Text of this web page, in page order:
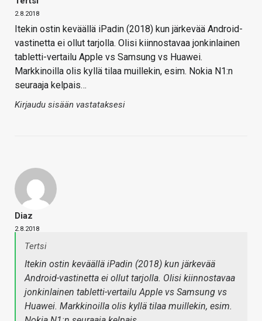
2.8.2018
Itekin ostin keväällä iPadin (2018) kun järkevää Android-
vastinetta ei ollut tarjolla. Olisi kiinnostavaa jonkinlainen
tabletti-vertailu Apple vs Samsung vs Huawei.
Markkinoilla olis kyllä tilaa muillekin, esim. Nokia N1:n
seuraaja kelpais…
Kirjaudu sisään vastataksesi
Diaz
2.8.2018
Tertsi
Itekin ostin keväällä iPadin (2018) kun järkevää
Android-vastinetta ei ollut tarjolla. Olisi kiinnostavaa
jonkinlainen tabletti-vertailu Apple vs Samsung vs
Huawei. Markkinoilla olis kyllä tilaa muillekin, esim.